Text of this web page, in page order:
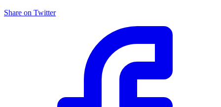
Share on Twitter